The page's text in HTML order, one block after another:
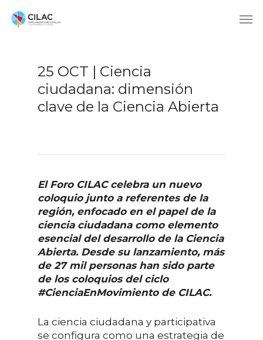
25 OCT | Ciencia
ciudadana: dimensión
clave de la Ciencia Abierta
El Foro CILAC celebra un nuevo
coloquio junto a referentes de la
región, enfocado en el papel de la
ciencia ciudadana como elemento
esencial del desarrollo de la Ciencia
Abierta. Desde su lanzamiento, más
de 27 mil personas han sido parte
de los coloquios del ciclo
#CienciaEnMovimiento de CILAC.
La ciencia ciudadana y participativa
se configura como una estrategia de